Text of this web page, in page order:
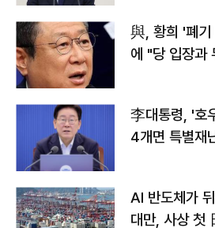
與, 황희 '폐기
에 "당 입장과
李대통령, '호
4개면 특별재
AI 반도체가
대만, 사상 첫